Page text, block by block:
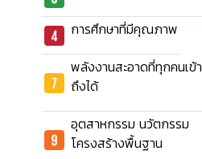
การศึกษาที่มีคุณภาพ
พลังงานสะอาดที่ทุกคนเข้า
ถึงได้
อุตสาหกรรม นวัตกรรม
โครงสร้างพื้นฐาน